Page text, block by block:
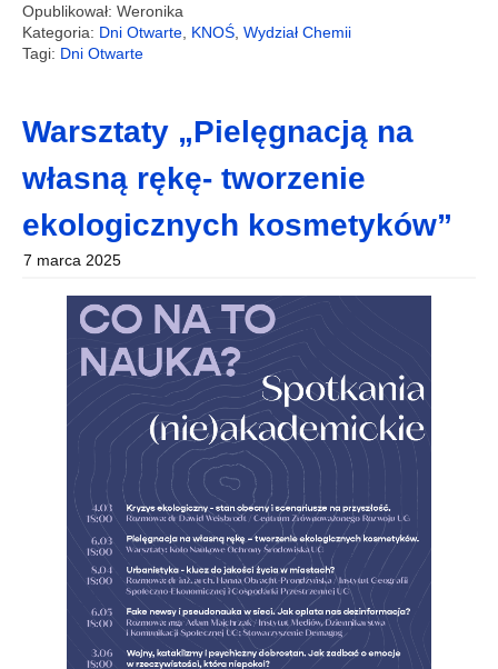
Opublikował: Weronika
Kategoria: Dni Otwarte KNOŚ Wydział Chemii
Tagi: Dni Otwarte
Warsztaty „Pielęgnacją na
własną rękę- tworzenie
ekologicznych kosmetyków”
7 marca 2025